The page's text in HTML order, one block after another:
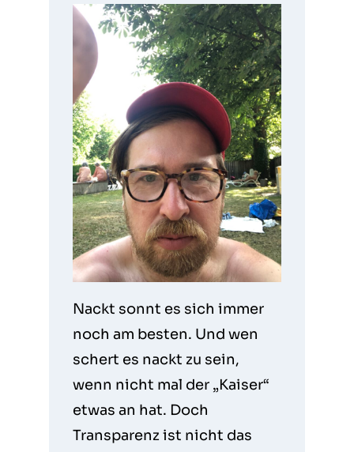
Nackt sonnt es sich immer
noch am besten. Und wen
schert es nackt zu sein,
wenn nicht mal der „Kaiser“
etwas an hat. Doch
Transparenz ist nicht das